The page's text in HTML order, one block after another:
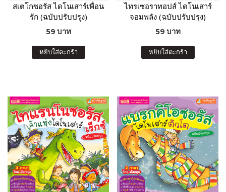
สเตโกซอรัส ไดโนเสาร์เพื่อน
รัก (ฉบับปรับปรุง)
59 บาท
หยิบใส่ตะกร้า
ไทรเซอราทอปส์ ไดโนเสาร์
จอมพลัง (ฉบับปรับปรุง)
59 บาท
หยิบใส่ตะกร้า